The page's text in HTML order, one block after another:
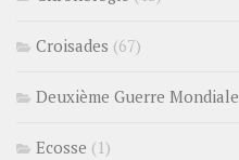
Croisades (67)
Deuxième Guerre Mondiale
Ecosse (1)